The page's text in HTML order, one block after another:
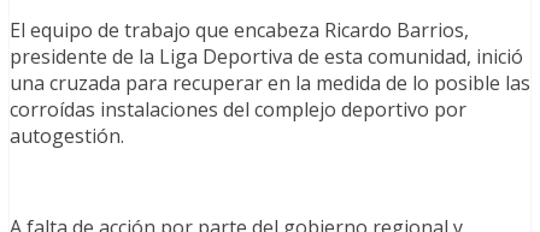
El equipo de trabajo que encabeza Ricardo Barrios,
presidente de la Liga Deportiva de esta comunidad, inició
una cruzada para recuperar en la medida de lo posible las
corroídas instalaciones del complejo deportivo por
autogestión.